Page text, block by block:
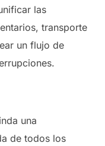
las
transporte
un flujo de
una
de todos los